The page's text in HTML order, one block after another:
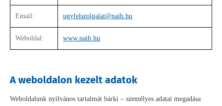
Email: ugyfelszolgalat@naih.hu
Weboldal: www.naih.hu
A weboldalon kezelt adatok
Weboldalunk nyilvános tartalmát bárki – személyes adatai megadása